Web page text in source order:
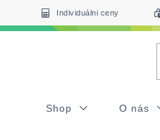
Individuálni ceny
Shop O nás